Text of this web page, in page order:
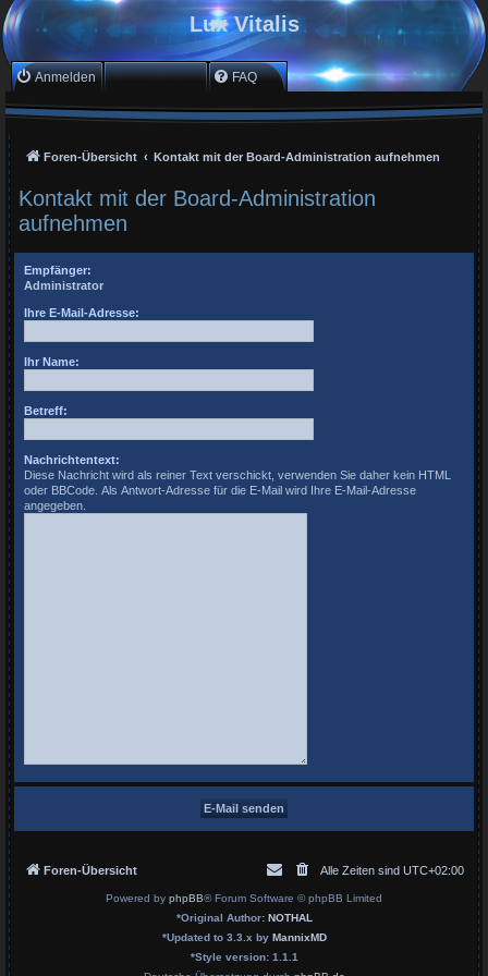
Lux Vitalis
Anmelden Registrieren FAQ
Foren-Übersicht Kontakt mit der Board-Administration aufnehmen
Kontakt mit der Board-Administration
aufnehmen
Empfänger:
Administrator
Ihre E-Mail-Adresse:
Ihr Name:
Betreff:
Nachrichtentext:
Diese Nachricht wird als reiner Text verschickt, verwenden Sie daher kein HTML
oder BBCode. Als Antwort-Adresse für die E-Mail wird Ihre E-Mail-Adresse
angegeben.
Foren-Übersicht Alle Zeiten sind UTC+02:00
Powered by phpBB® Forum Software © phpBB Limited
*Original Author: NOTHAL
*Updated to 3.3.x by MannixMD
*Style version: 1.1.1